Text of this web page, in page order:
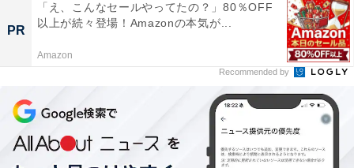
PR
「え、こんなセールやってたの？」80％OFF
以上が続々登場！Amazonの本気が...
Amazon
Recommended by